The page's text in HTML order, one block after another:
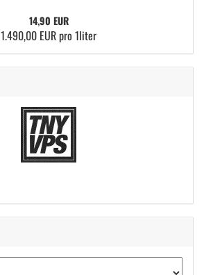
14,90 EUR
1.490,00 EUR pro 1liter